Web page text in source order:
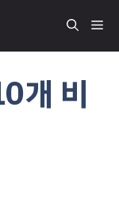
메
개 비